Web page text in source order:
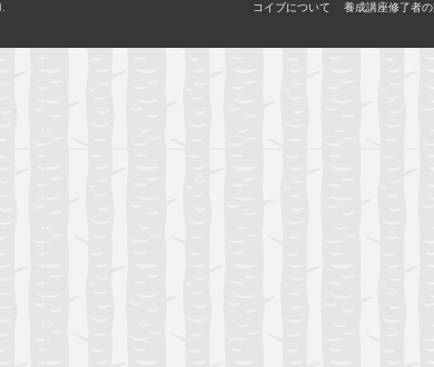
コイブについて 養成講座修了者